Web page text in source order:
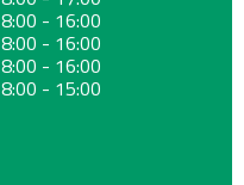
8:00 - 16:00
8:00 - 16:00
8:00 - 16:00
8:00 - 15:00